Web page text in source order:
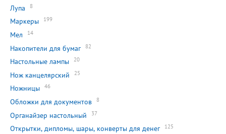
Лупа 8
Маркеры 199
Мел 14
Накопители для бумаг 82
Настольные лампы 20
Нож канцелярский 25
Ножницы 46
Обложки для документов 8
Органайзер настольный 37
Открытки, дипломы, шары, конверты для денег 125